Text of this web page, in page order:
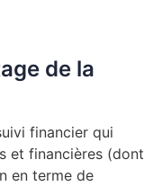
de la
financier qui
et financières (dont
en terme de